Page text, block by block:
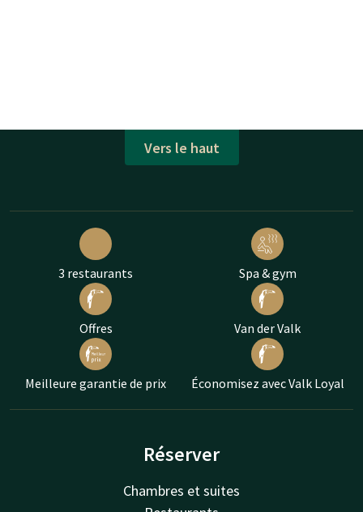
Vers le haut
3 restaurants Spa & gym
Offres Van der Valk
Meilleure garantie de prix Économisez avec Valk Loyal
Réserver
Chambres et suites